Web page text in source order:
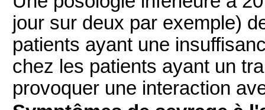
jour sur deux par exemple)
patients ayant une
chez les patients ayant un
provoquer une interaction